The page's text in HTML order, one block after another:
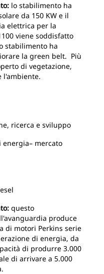
lo stabilimento ha
da 150 KW e il
elettrica per la
viene soddisfatto
stabilimento ha
la green belt. Più
di vegetazione,
l'ambiente.
ricerca e sviluppo
mercato
questo
produce
di motori Perkins serie
di energia, da
di produrre 3.000
di arrivare a 5.000